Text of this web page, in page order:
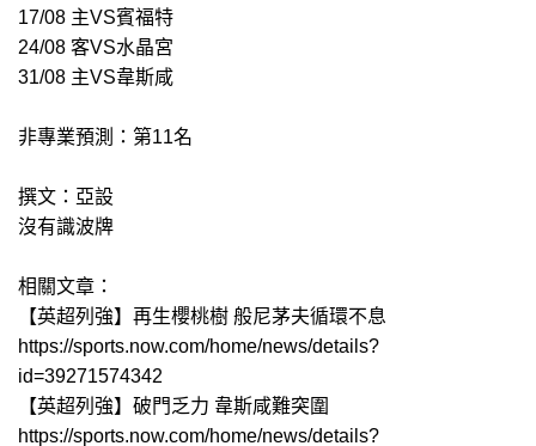
17/08 主VS賓福特
24/08 客VS水晶宮
31/08 主VS韋斯咸
非專業預測：第11名
撰文：亞設
沒有識波牌
相關文章：
【英超列強】再生櫻桃樹 般尼茅夫循環不息
https://sports.now.com/home/news/details?
id=39271574342
【英超列強】破門乏力 韋斯咸難突圍
https://sports.now.com/home/news/details?